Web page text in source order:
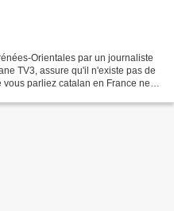
Orientales par un journaliste
TV3, assure qu'il n'existe pas de
parliez catalan en France ne